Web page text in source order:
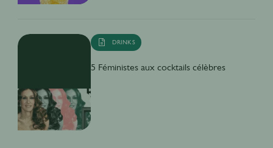
DRINKS
5 Féministes aux cocktails célèbres